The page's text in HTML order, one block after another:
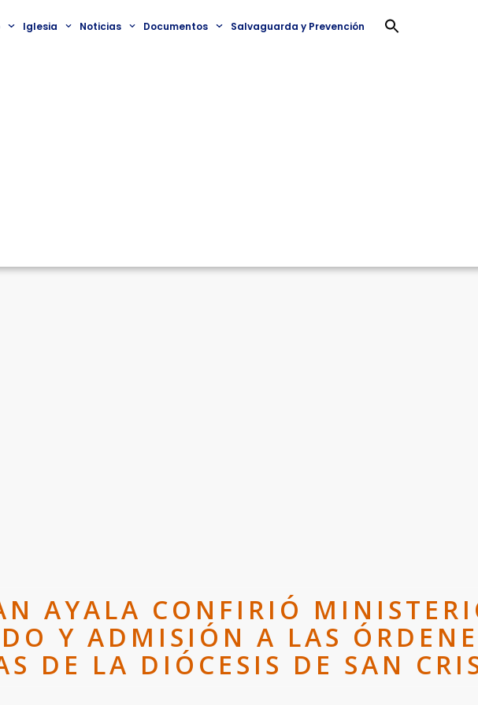
Iglesia Noticias Documentos Salvaguarda y Prevención
AYALA CONFIRIÓ
Y ADMISIÓN A LAS
DE LA DIÓCESIS DE SAN